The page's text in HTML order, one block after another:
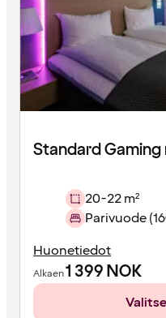
Standard
20-22 m²
Parivuode
Huonetiedot
Alkaen1 399NOK